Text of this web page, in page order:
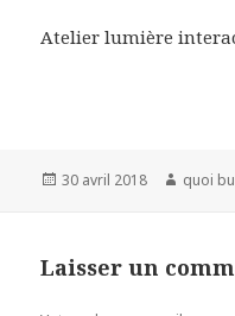
Atelier lumière
Publié
30 avril 2018 Auteur
quoi
Laisser un